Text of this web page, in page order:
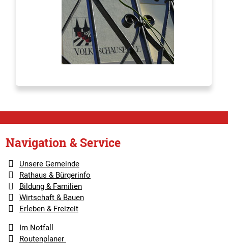
Navigation & Service
Unsere Gemeinde
Rathaus & Bürgerinfo
Bildung & Familien
Wirtschaft & Bauen
Erleben & Freizeit
Im Notfall
Routenplaner